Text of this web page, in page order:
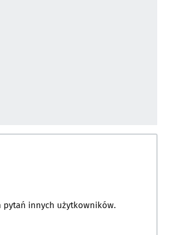
innych użytkowników.